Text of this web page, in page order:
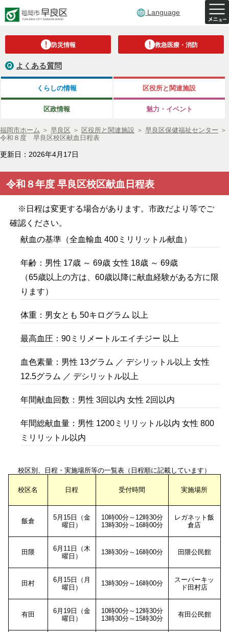
Language
防災情報 救急医療・消防
よくある質問
くらしの情報 区役所と関連施設
区政情報 魅力・イベント
福岡市ホーム ＞ 早良区 ＞ 区役所と関連施設 ＞ 早良区保健福祉センター ＞
令和８度 早良区校区献血日程表
更新日：2026年4月17日
令和８年度 早良区校区献血日程表
※日程は変更する場合があります。市政だより等でご
確認ください。
献血の基準（全血輸血 400ミリリットル献血）
年齢：男性 17歳 ～ 69歳 女性 18歳 ～ 69歳
（65歳以上の方は、60歳以降に献血経験がある方に限
ります）
体重：男女とも 50キログラム 以上
最高血圧：90ミリメートルエイチジー 以上
血色素量：男性 13グラム ／ デシリットル以上 女性
12.5グラム ／ デシリットル以上
年間献血回数：男性 3回以内 女性 2回以内
年間総献血量：男性 1200ミリリットル以内 女性 800
ミリリットル以内
校区別、日程・実施場所等の一覧表（日程順に記載しています）
校区名 日程 受付時間 実施場所
飯倉
5月15日（金
曜日）
10時00分～12時30分
13時30分～16時00分
レガネット飯
倉店
田隈
6月11日（木
曜日）
13時30分～16時00分 田隈公民館
田村
6月15日（月
曜日）
13時30分～16時00分
スーパーキッ
ド田村店
有田
6月19日（金
曜日）
10時00分～12時30分
13時30分～15時30分
有田公民館